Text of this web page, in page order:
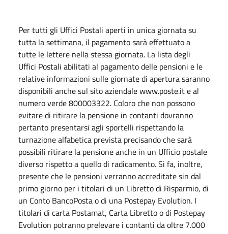
Per tutti gli Uffici Postali aperti in unica giornata su
tutta la settimana, il pagamento sarà effettuato a
tutte le lettere nella stessa giornata. La lista degli
Uffici Postali abilitati al pagamento delle pensioni e le
relative informazioni sulle giornate di apertura saranno
disponibili anche sul sito aziendale www.poste.it e al
numero verde 800003322. Coloro che non possono
evitare di ritirare la pensione in contanti dovranno
pertanto presentarsi agli sportelli rispettando la
turnazione alfabetica prevista precisando che sarà
possibili ritirare la pensione anche in un Ufficio postale
diverso rispetto a quello di radicamento. Si fa, inoltre,
presente che le pensioni verranno accreditate sin dal
primo giorno per i titolari di un Libretto di Risparmio, di
un Conto BancoPosta o di una Postepay Evolution. I
titolari di carta Postamat, Carta Libretto o di Postepay
Evolution potranno prelevare i contanti da oltre 7.000